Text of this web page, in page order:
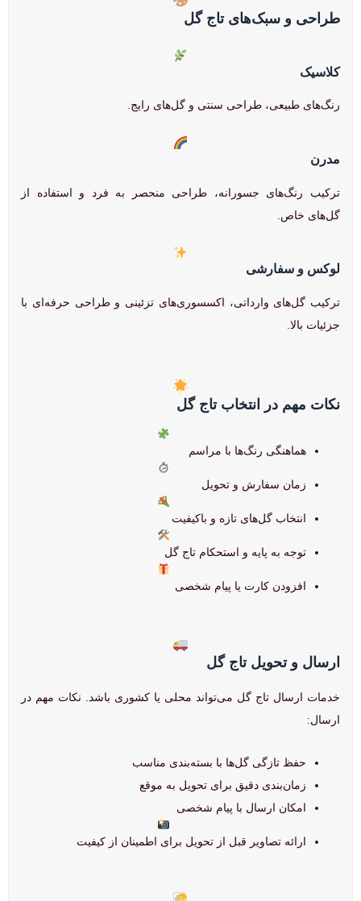
طراحی و سبک‌های تاج گل
کلاسیک
رنگ‌های طبیعی، طراحی سنتی و گل‌های رایج.
مدرن
ترکیب رنگ‌های جسورانه، طراحی منحصر به فرد و استفاده از
گل‌های خاص.
لوکس و سفارشی
ترکیب گل‌های وارداتی، اکسسوری‌های تزئینی و طراحی حرفه‌ای با
جزئیات بالا.
نکات مهم در انتخاب تاج گل
هماهنگی رنگ‌ها با مراسم
زمان سفارش و تحویل
انتخاب گل‌های تازه و باکیفیت
توجه به پایه و استحکام تاج گل
افزودن کارت یا پیام شخصی
ارسال و تحویل تاج گل
خدمات ارسال تاج گل می‌تواند محلی یا کشوری باشد. نکات مهم در
ارسال:
حفظ تازگی گل‌ها با بسته‌بندی مناسب
زمان‌بندی دقیق برای تحویل به موقع
امکان ارسال با پیام شخصی
ارائه تصاویر قبل از تحویل برای اطمینان از کیفیت